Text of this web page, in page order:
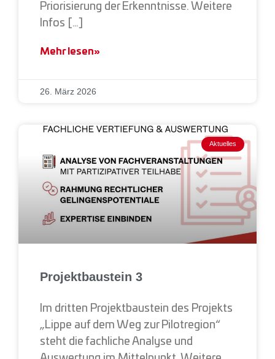
Priorisierung der Erkenntnisse. Weitere
Infos […]
Mehr lesen»
26. März 2026
Aktuelles
Projektbaustein 3
Im dritten Projektbaustein des Projekts
„Lippe auf dem Weg zur Pilotregion“
steht die fachliche Analyse und